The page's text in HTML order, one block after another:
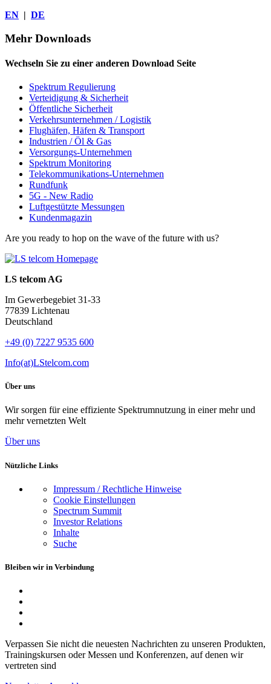
EN | DE
Mehr Downloads
Wechseln Sie zu einer anderen Download Seite
Spektrum Regulierung
Verteidigung & Sicherheit
Öffentliche Sicherheit
Verkehrsunternehmen / Logistik
Flughäfen, Häfen & Transport
Industrien / Öl & Gas
Versorgungs-Unternehmen
Spektrum Monitoring
Telekommunikations-Unternehmen
Rundfunk
5G - New Radio
Luftgestützte Messungen
Kundenmagazin
Are you ready to hop on the wave of the future with us?
LS telcom AG
Im Gewerbegebiet 31-33
77839 Lichtenau
Deutschland
+49 (0) 7227 9535 600
Info(at)LStelcom.com
Über uns
Wir sorgen für eine effiziente Spektrumnutzung in einer mehr und
mehr vernetzten Welt
Über uns
Nützliche Links
Impressum / Rechtliche Hinweise
Cookie Einstellungen
Spectrum Summit
Investor Relations
Inhalte
Suche
Bleiben wir in Verbindung
Verpassen Sie nicht die neuesten Nachrichten zu unseren Produkten,
Trainingskursen oder Messen und Konferenzen, auf denen wir
vertreten sind